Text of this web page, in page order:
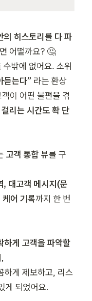
의 히스토리를 다 파
어떨까요? 🤔
듣는다” 라는 환상
이 어떤 불편을 겪
리는 시간도 확 단
고객 통합 뷰를 구
, 대고객 메시지(문
어 기록까지 한 번
하게 고객을 파악할
하게 제보하고, 리스
게 되었어요.